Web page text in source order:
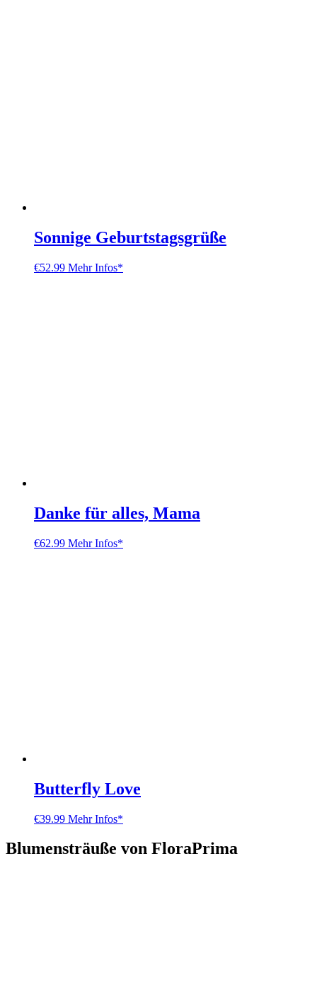
Sonnige Geburtstagsgrüße
€52.99 Mehr Infos*
Danke für alles, Mama
€62.99 Mehr Infos*
Butterfly Love
€39.99 Mehr Infos*
Blumensträuße von FloraPrima